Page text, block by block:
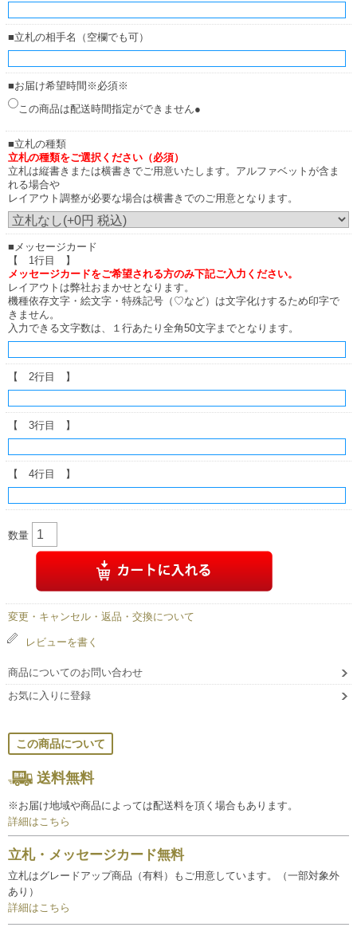
■立札の相手名（空欄でも可）
■お届け希望時間※必須※
この商品は配送時間指定ができません●
■立札の種類
立札の種類をご選択ください（必須）
立札は縦書きまたは横書きでご用意いたします。アルファベットが含ま
れる場合や
レイアウト調整が必要な場合は横書きでのご用意となります。
■メッセージカード
【 1行目 】
メッセージカードをご希望される方のみ下記ご入力ください。
レイアウトは弊社おまかせとなります。
機種依存文字・絵文字・特殊記号（♡など）は文字化けするため印字で
きません。
入力できる文字数は、１行あたり全角50文字までとなります。
【 2行目 】
【 3行目 】
【 4行目 】
数量
変更・キャンセル・返品・交換について
レビューを書く
商品についてのお問い合わせ
お気に入りに登録
この商品について
送料無料
※お届け地域や商品によっては配送料を頂く場合もあります。
詳細はこちら
立札・メッセージカード無料
立札はグレードアップ商品（有料）もご用意しています。（一部対象外
あり）
詳細はこちら